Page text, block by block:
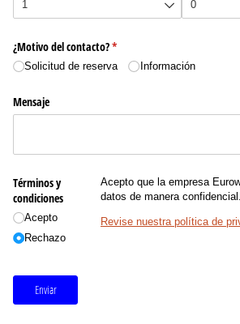
¿Motivo del contacto?*
(necesario)
Solicitud de reserva Información
Mensaje
Términos y
condiciones
Acepto
Rechazo
Acepto que la empresa
datos de manera confidencial.
Revise nuestra política de
Enviar